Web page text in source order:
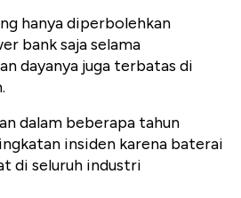
hanya diperbolehkan
bank saja selama
dayanya juga terbatas di
dalam beberapa tahun
insiden karena baterai
di seluruh industri